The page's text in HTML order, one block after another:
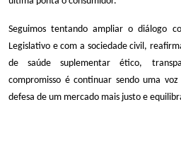
Seguimos tentando ampliar o diálogo
Legislativo e com a sociedade civil,
de saúde suplementar ético,
compromisso é continuar sendo uma
defesa de um mercado mais justo e